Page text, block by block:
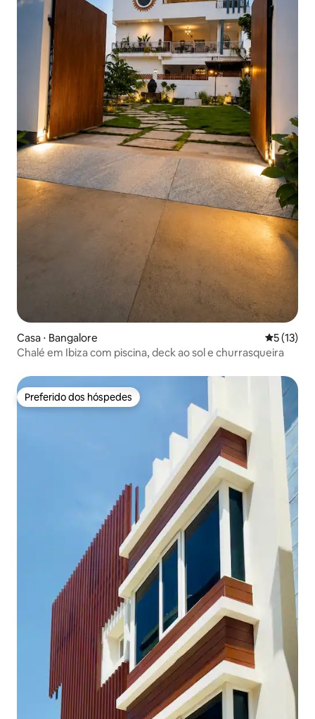
Casa ⋅ Bangalore 5 de uma
5 (13)
Chalé em Ibiza com piscina, deck ao sol e churrasqueira
Preferido dos hóspedes
Preferido dos hóspedes